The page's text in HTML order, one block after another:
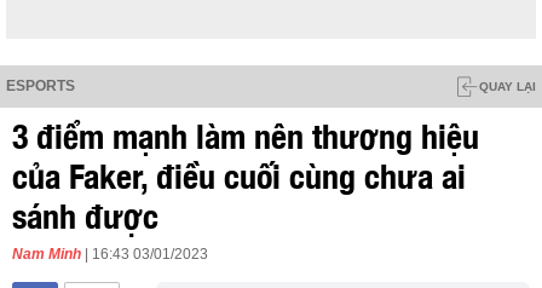
ESPORTS QUAY LẠI
3 điểm mạnh làm nên thương hiệu
của Faker, điều cuối cùng chưa ai
sánh được
Nam Minh | 16:43 03/01/2023